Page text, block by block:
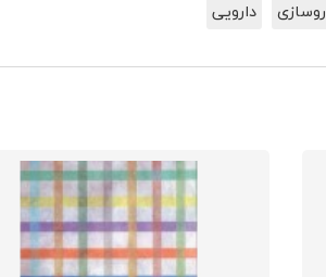
دارویی